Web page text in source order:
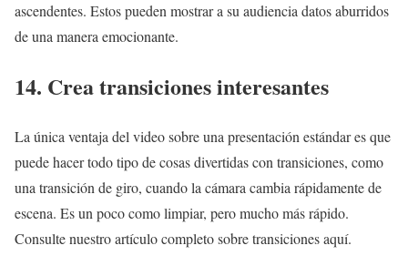
ascendentes. Estos pueden mostrar a su audiencia datos aburridos
de una manera emocionante.
14. Crea transiciones interesantes
La única ventaja del video sobre una presentación estándar es que
puede hacer todo tipo de cosas divertidas con transiciones, como
una transición de giro, cuando la cámara cambia rápidamente de
escena. Es un poco como limpiar, pero mucho más rápido.
Consulte nuestro artículo completo sobre transiciones aquí.